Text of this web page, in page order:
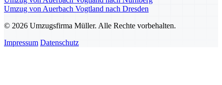
Umzug von Auerbach Vogtland nach Dresden
© 2026 Umzugsfirma Müller. Alle Rechte vorbehalten.
Impressum Datenschutz